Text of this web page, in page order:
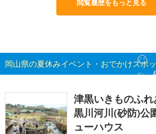
閲覧履歴をもっと見る
岡山県の夏休みイベント・おでかけスポ
津黒いきものふ
黒川河川(砂防)公
ューハウス